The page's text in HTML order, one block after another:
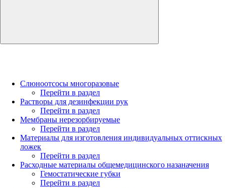
Слюноотсосы многоразовые
Перейти в раздел
Растворы для дезинфекции рук
Перейти в раздел
Мембраны нерезорбируемые
Перейти в раздел
Материалы для изготовления индивидуальных оттискных
ложек
Перейти в раздел
Расходные материалы общемедицинского назаначения
Гемостатические губки
Перейти в раздел